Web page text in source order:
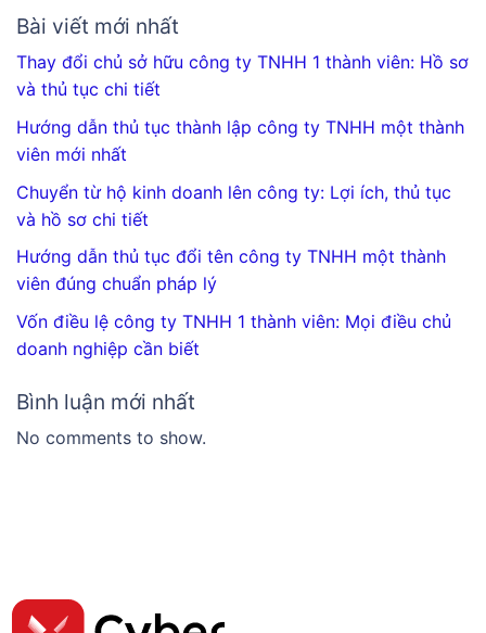
Bài viết mới nhất
Thay đổi chủ sở hữu công ty TNHH 1 thành viên: Hồ sơ
và thủ tục chi tiết
Hướng dẫn thủ tục thành lập công ty TNHH một thành
viên mới nhất
Chuyển từ hộ kinh doanh lên công ty: Lợi ích, thủ tục
và hồ sơ chi tiết
Hướng dẫn thủ tục đổi tên công ty TNHH một thành
viên đúng chuẩn pháp lý
Vốn điều lệ công ty TNHH 1 thành viên: Mọi điều chủ
doanh nghiệp cần biết
Bình luận mới nhất
No comments to show.